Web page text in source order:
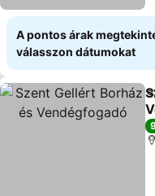
A pontos árak
válasszon dátumokat